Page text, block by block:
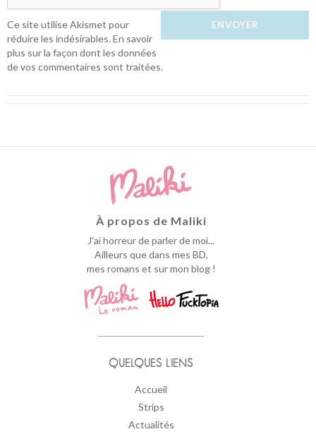
Ce site utilise Akismet pour
réduire les indésirables.En savoir
plus sur la façon dont les données
de vos commentaires sont traitées.
À propos de Maliki
J'ai horreur de parler de moi...
Ailleurs que dans mes BD,
mes romans et sur mon blog !
QUELQUES LIENS
Accueil
Strips
Actualités